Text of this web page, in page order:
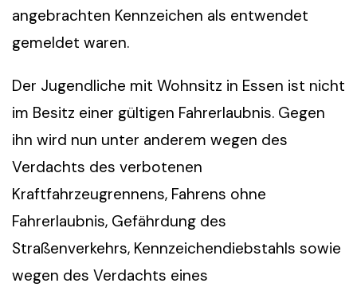
angebrachten Kennzeichen als entwendet
gemeldet waren.
Der Jugendliche mit Wohnsitz in Essen ist nicht
im Besitz einer gültigen Fahrerlaubnis. Gegen
ihn wird nun unter anderem wegen des
Verdachts des verbotenen
Kraftfahrzeugrennens, Fahrens ohne
Fahrerlaubnis, Gefährdung des
Straßenverkehrs, Kennzeichendiebstahls sowie
wegen des Verdachts eines